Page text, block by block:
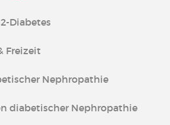
Diabetes
Freizeit
Nephropathie
diabetischer Nephropathie